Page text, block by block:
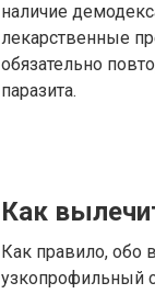
наличие
лекарственные
обязательно
паразита.
Как
Как правило, обо
узкопрофильный